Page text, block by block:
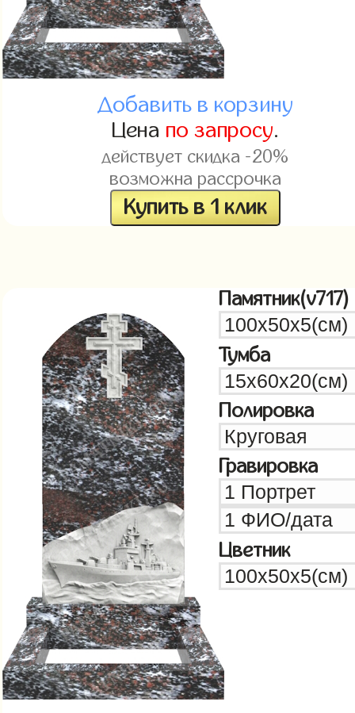
Добавить в корзину
Цена по запросу.
действует скидка -20%
возможна рассрочка
Купить в 1 клик
Памятник(v717)
Тумба
Полировка
Гравировка
Цветник